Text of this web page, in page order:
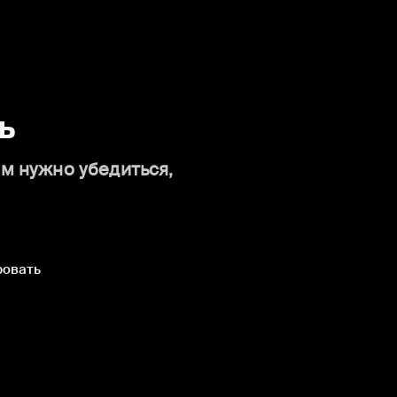
нужно убедиться,